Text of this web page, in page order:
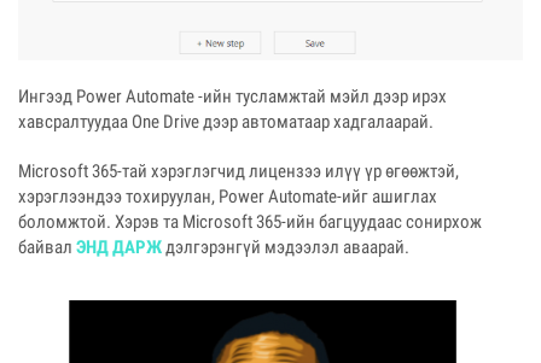
Ингээд Power Automate -ийн тусламжтай мэйл дээр ирэх
хавсралтуудаа One Drive дээр автоматаар хадгалаарай.
Microsoft 365-тай хэрэглэгчид лицензээ илүү үр өгөөжтэй,
хэрэглээндээ тохируулан, Power Automate-ийг ашиглах
боломжтой. Хэрэв та Microsoft 365-ийн багцуудаас сонирхож
байвал ЭНД ДАРЖдэлгэрэнгүй мэдээлэл аваарай.